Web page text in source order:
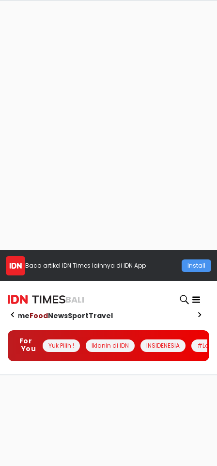
Baca artikel IDN Times lainnya di IDN App Install
BALI
HomeFoodNewsSportTravel
For
You
Yuk Pilih ! Iklanin di IDN INSIDENESIA